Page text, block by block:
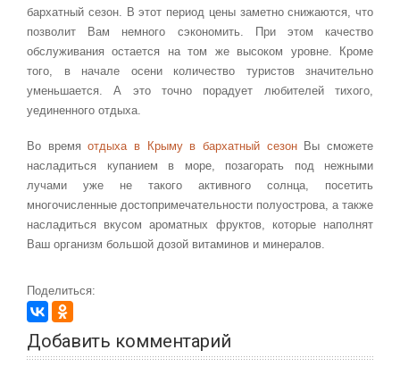
бархатный сезон. В этот период цены заметно снижаются, что
позволит Вам немного сэкономить. При этом качество
обслуживания остается на том же высоком уровне. Кроме
того, в начале осени количество туристов значительно
уменьшается. А это точно порадует любителей тихого,
уединенного отдыха.
Во времяотдыха в Крыму в бархатный сезонВы сможете
насладиться купанием в море, позагорать под нежными
лучами уже не такого активного солнца, посетить
многочисленные достопримечательности полуострова, а также
насладиться вкусом ароматных фруктов, которые наполнят
Ваш организм большой дозой витаминов и минералов.
Поделиться:
Добавить комментарий